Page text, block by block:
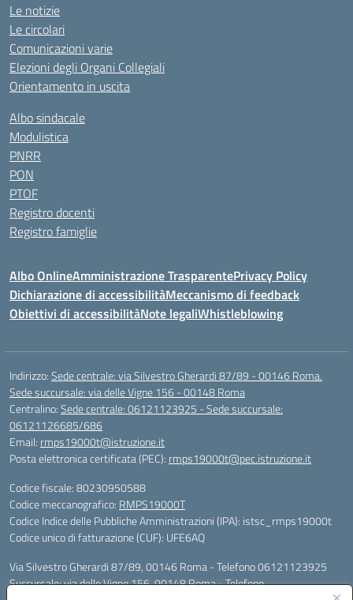
Le notizie
Le circolari
Comunicazioni varie
Elezioni degli Organi Collegiali
Orientamento in uscita
Albo sindacale
Modulistica
PNRR
PON
PTOF
Registro docenti
Registro famiglie
Albo OnlineAmministrazione TrasparentePrivacy Policy
Dichiarazione di accessibilitàMeccanismo di feedback
Obiettivi di accessibilitàNote legaliWhistleblowing
Indirizzo:Sede centrale: via Silvestro Gherardi 87/89 - 00146 Roma.
Sede succursale: via delle Vigne 156 - 00148 Roma
Centralino:Sede centrale: 06121123925 - Sede succursale:
06121126685/686
Email: rmps19000t@istruzione.it
Posta elettronica certificata (PEC): rmps19000t@pec.istruzione.it
Codice fiscale: 80230950588
Codice meccanografico: RMPS19000T
Codice Indice delle Pubbliche Amministrazioni (IPA): istsc_rmps19000t
Codice unico di fatturazione (CUF): UFE6AQ
Via Silvestro Gherardi 87/89, 00146 Roma - Telefono 06121123925
Succursale: via delle Vigne 156, 00148 Roma - Telefono